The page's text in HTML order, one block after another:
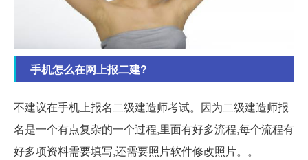
手机怎么在网上报二建?
不建议在手机上报名二级建造师考试。因为二级建造师报
名是一个有点复杂的一个过程,里面有好多流程,每个流程有
好多项资料需要填写,还需要照片软件修改照片。。